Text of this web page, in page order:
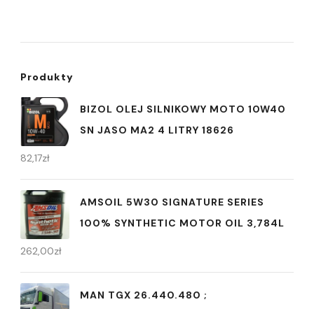
Produkty
BIZOL OLEJ SILNIKOWY MOTO 10W40
SN JASO MA2 4 LITRY 18626
82,17zł
AMSOIL 5W30 SIGNATURE SERIES
100% SYNTHETIC MOTOR OIL 3,784L
262,00zł
MAN TGX 26.440.480 ;